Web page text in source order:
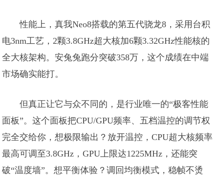
性能上，真我Neo8搭载的第五代骁龙8，采用台积
电3nm工艺，2颗3.8GHz超大核加6颗3.32GHz性能核的
全大核架构。安兔兔跑分突破358万，这个成绩在中端
市场确实能打。
但真正让它与众不同的，是行业唯一的“极客性能
面板”。这个面板把CPU/GPU频率、五档温控的调节权
完全交给你，想极限输出？放开温控，CPU超大核频率
最高可调至3.8GHz，GPU上限达1225MHz，还能突
破“温度墙”。想平衡体验？调回均衡模式，稳帧不烫